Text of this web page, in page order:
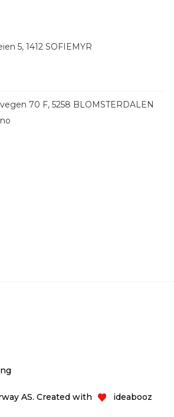
5, 1412 SOFIEMYR
70 F, 5258 BLOMSTERDALEN
AS. Created with ideabooz